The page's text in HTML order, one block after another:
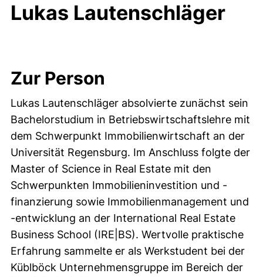
Lukas Lautenschläger
Zur Person
Lukas Lautenschläger absolvierte zunächst sein
Bachelorstudium in Betriebswirtschaftslehre mit
dem Schwerpunkt Immobilienwirtschaft an der
Universität Regensburg. Im Anschluss folgte der
Master of Science in Real Estate mit den
Schwerpunkten Immobilieninvestition und -
finanzierung sowie Immobilienmanagement und
-entwicklung an der International Real Estate
Business School (IRE|BS). Wertvolle praktische
Erfahrung sammelte er als Werkstudent bei der
Küblböck Unternehmensgruppe im Bereich der